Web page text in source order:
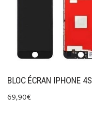
BLOC ÉCRAN IPHONE 4S
69,90€